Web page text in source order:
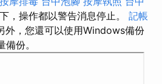
，操作都以警告消息停止。 記帳
外，您還可以使用Windows備份
份。